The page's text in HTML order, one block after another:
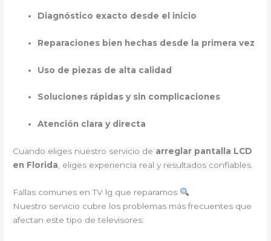
Diagnóstico exacto desde el inicio
Reparaciones bien hechas desde la primera vez
Uso de piezas de alta calidad
Soluciones rápidas y sin complicaciones
Atención clara y directa
Cuando eliges nuestro servicio de arreglar pantalla LCD
en Florida , eliges experiencia real y resultados confiables.
Fallas comunes en TV lg que reparamos
Nuestro servicio cubre los problemas más frecuentes que
afectan este tipo de televisores: